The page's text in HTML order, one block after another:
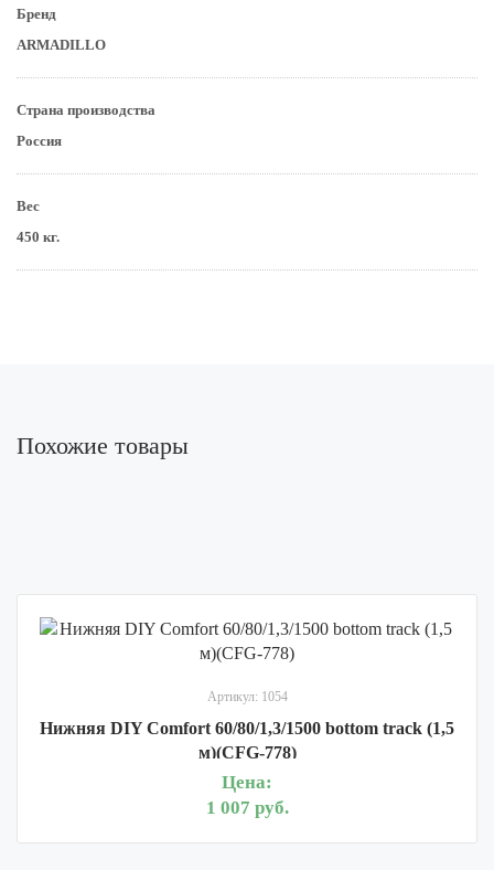
Бренд
ARMADILLO
Страна производства
Россия
Вес
450 кг.
Похожие товары
Артикул: 1054
Нижняя DIY Comfort 60/80/1,3/1500 bottom track (1,5
м)(CFG-778)
Цена:
1 007 руб.